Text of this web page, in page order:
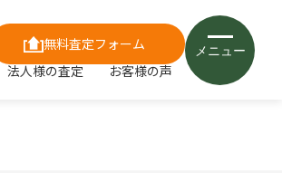
無料査定フォーム
法人様の査定 お客様の声
メニュー